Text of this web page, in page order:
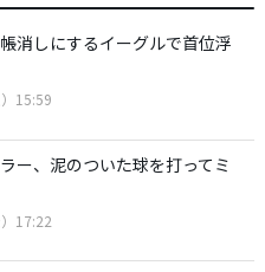
消しにするイーグルで首位浮
15:59
ー、泥のついた球を打ってミ
17:22